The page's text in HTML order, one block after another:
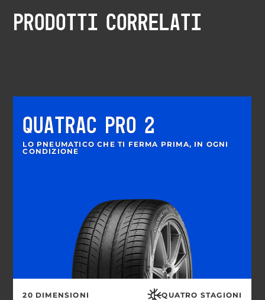
PRODOTTI CORRELATI
QUATRAC PRO 2
LO PNEUMATICO CHE TI FERMA PRIMA, IN OGNI
CONDIZIONE
20 DIMENSIONI QUATRO STAGIONI